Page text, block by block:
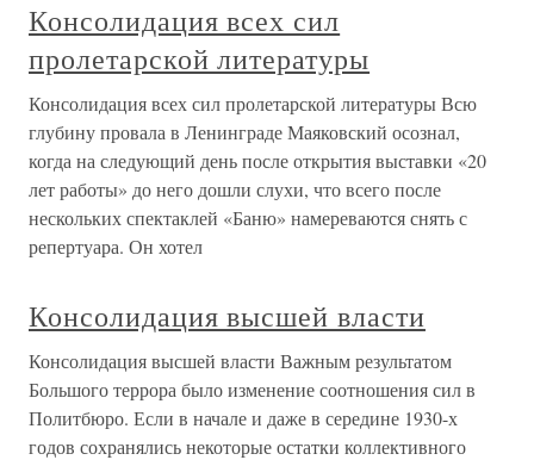
Консолидация всех сил
пролетарской литературы
Консолидация всех сил пролетарской литературы Всю
глубину провала в Ленинграде Маяковский осознал,
когда на следующий день после открытия выставки «20
лет работы» до него дошли слухи, что всего после
нескольких спектаклей «Баню» намереваются снять с
репертуара. Он хотел
Консолидация высшей власти
Консолидация высшей власти Важным результатом
Большого террора было изменение соотношения сил в
Политбюро. Если в начале и даже в середине 1930-х
годов сохранялись некоторые остатки коллективного